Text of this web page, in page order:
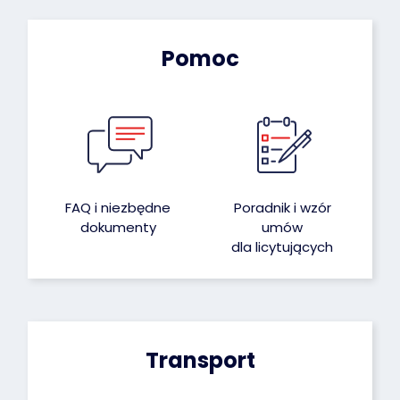
Pomoc
FAQ i niezbędne
dokumenty
Poradnik i wzór
umów
dla licytujących
Transport